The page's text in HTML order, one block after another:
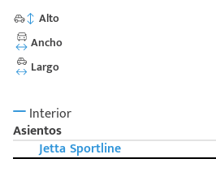
Alto
Ancho
Largo
Interior
Asientos
Jetta Sportline